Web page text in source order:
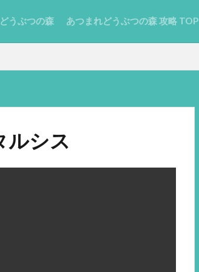
うぶつの森 あつまれどうぶつの森 攻略 TOP
ルシス